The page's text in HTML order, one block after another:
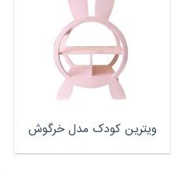
ویترین کودک مدل خرگوش